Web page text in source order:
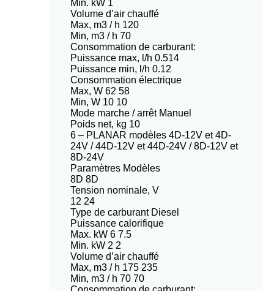
Min. kW 1
Volume d’air chauffé
Max, m3 / h 120
Min, m3 / h 70
Consommation de carburant:
Puissance max, l/h 0.514
Puissance min, l/h 0.12
Consommation électrique
Max, W 62 58
Min, W 10 10
Mode marche / arrêt Manuel
Poids net, kg 10
6 – PLANAR modèles 4D-12V et 4D-
24V / 44D-12V et 44D-24V / 8D-12V et
8D-24V
Paramètres Modèles
8D 8D
Tension nominale, V
12 24
Type de carburant Diesel
Puissance calorifique
Max. kW 6 7.5
Min. kW 2 2
Volume d’air chauffé
Max, m3 / h 175 235
Min, m3 / h 70 70